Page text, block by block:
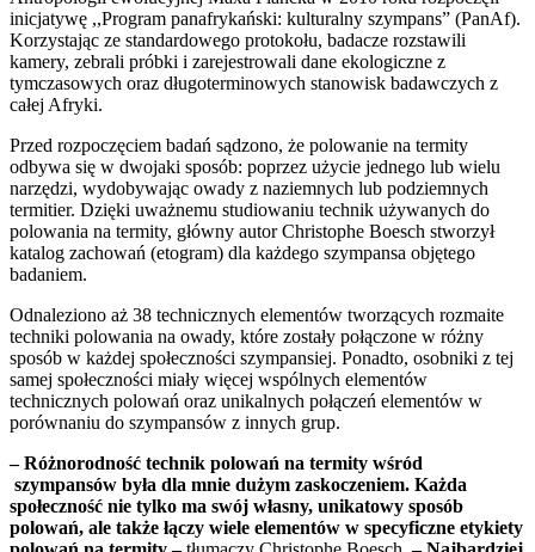
inicjatywę ,,Program panafrykański: kulturalny szympans” (PanAf).
Korzystając ze standardowego protokołu, badacze rozstawili
kamery, zebrali próbki i zarejestrowali dane ekologiczne z
tymczasowych oraz długoterminowych stanowisk badawczych z
całej Afryki.
Przed rozpoczęciem badań sądzono, że polowanie na termity
odbywa się w dwojaki sposób: poprzez użycie jednego lub wielu
narzędzi, wydobywając owady z naziemnych lub podziemnych
termitier. Dzięki uważnemu studiowaniu technik używanych do
polowania na termity, główny autor Christophe Boesch stworzył
katalog zachowań (etogram) dla każdego szympansa objętego
badaniem.
Odnaleziono aż 38 technicznych elementów tworzących rozmaite
techniki polowania na owady, które zostały połączone w różny
sposób w każdej społeczności szympansiej. Ponadto, osobniki z tej
samej społeczności miały więcej wspólnych elementów
technicznych polowań oraz unikalnych połączeń elementów w
porównaniu do szympansów z innych grup.
– Różnorodność technik polowań na termity wśród
szympansów była dla mnie dużym zaskoczeniem. Każda
społeczność nie tylko ma swój własny, unikatowy sposób
polowań, ale także łączy wiele elementów w specyficzne etykiety